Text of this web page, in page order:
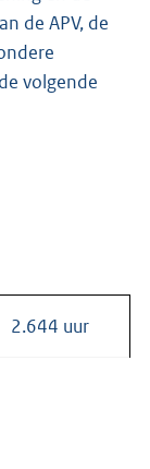
de APV, de
volgende
2.644 uur